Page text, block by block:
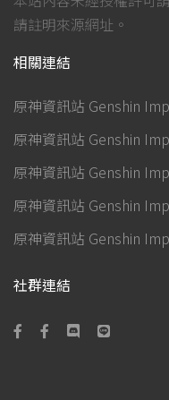
請註明來源網址。
相關連結
原神資訊站 Genshin
原神資訊站 Genshin
原神資訊站 Genshin
原神資訊站 Genshin
原神資訊站 Genshin
社群連結